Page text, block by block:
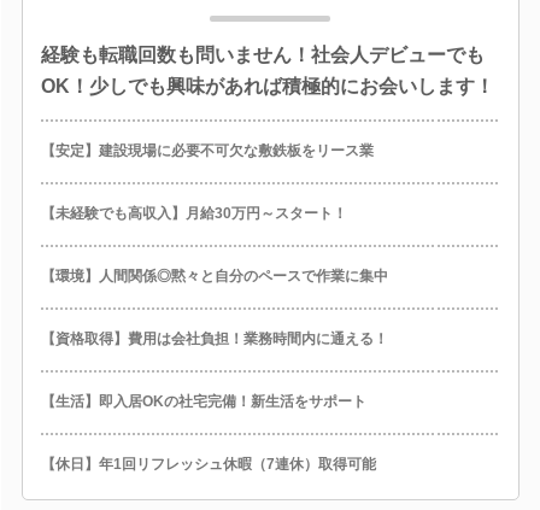
経験も転職回数も問いません！社会人デビューでも
OK！少しでも興味があれば積極的にお会いします！
【安定】建設現場に必要不可欠な敷鉄板をリース業
【未経験でも高収入】月給30万円～スタート！
【環境】人間関係◎黙々と自分のペースで作業に集中
【資格取得】費用は会社負担！業務時間内に通える！
【生活】即入居OKの社宅完備！新生活をサポート
【休日】年1回リフレッシュ休暇（7連休）取得可能